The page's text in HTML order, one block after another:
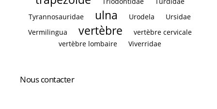
Tyrannosauridae
ulna Urodela
Ursidae
Vermilingua
vertèbre
vertèbre cervicale
vertèbre lombaire
Viverridae
Nous contacter